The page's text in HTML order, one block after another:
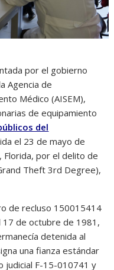
por el gobierno
Agencia de
Médico (AISEM),
de equipamiento
del
el 23 de mayo de
Florida, por el delito de
Theft 3rd Degree),
de recluso 150015414
17 de octubre de 1981,
detenida al
una fianza estándar
judicial F-15-010741 y